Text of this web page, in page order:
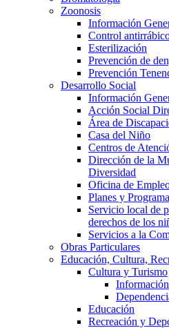
Zoonosis
Información
Control
Esterilización
Prevención de
Prevención
Desarrollo Social
Información
Acción Social
Área de
Casa del Niño
Centros de
Dirección de la
Diversidad
Oficina de
Planes y
Servicio local de
derechos de los
Servicios a la
Obras Particulares
Educación, Cultura,
Cultura y Turismo
Información
Educación
Recreación y